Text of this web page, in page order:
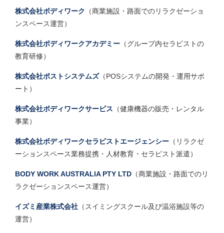
株式会社ボディワーク
（商業施設・路面でのリラクゼーショ
ンスペース運営）
株式会社ボディワークアカデミー （グループ内セラピストの
教育研修）
株式会社ポストシステムズ（POSシステムの開発・運用サポ
ート）
株式会社ボディワークサービス （健康機器の販売・レンタル
事業）
株式会社ボディワークセラピストエージェンシー （リラクゼ
ーションスペース業務提携・人材教育・セラピスト派遣）
BODY WORK AUSTRALIA PTY LTD （商業施設・路面でのリ
ラクゼーションスペース運営）
イズミ産業株式会社 （スイミングスクール及び温浴施設等の
運営）